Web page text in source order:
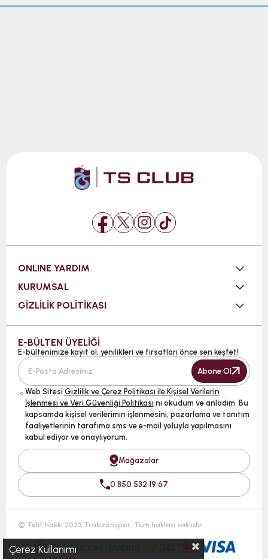
ONLINE YARDIM
KURUMSAL
GİZLİLİK POLİTİKASI
E-BÜLTEN ÜYELİĞİ
E-bültenimize kayıt ol, yenilikleri ve fırsatları önce sen keşfet!
Abone Ol
Web Sitesi Gizlilik ve Çerez Politikası ile Kişisel Verilerin
İşlenmesi ve Veri Güvenliği Politikası nı okudum ve anladım. Bu
kapsamda kişisel verilerimin işlenmesini, pazarlama ve tanıtım
faaliyetlerinin tarafıma sms ve e-mail yoluyla yapılmasını
kabul ediyor ve onaylıyorum.
Mağazalar
0 850 532 19 67
© Telif hakkı 2025 Trabzonspor. Tüm hakları saklıdır.
Çerez Kullanımı